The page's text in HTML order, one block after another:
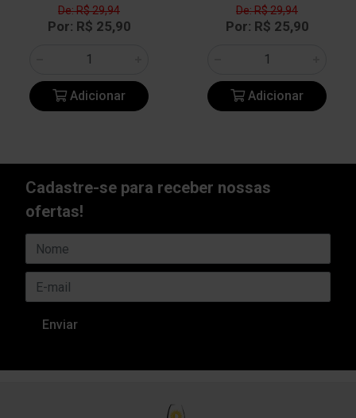
De: R$ 29,94
Por: R$ 25,90
Adicionar
De: R$ 29,94
Por: R$ 25,90
Adicionar
Cadastre-se para receber nossas
ofertas!